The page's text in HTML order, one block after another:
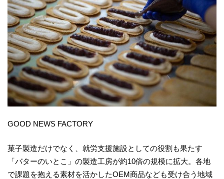
GOOD NEWS FACTORY
菓子製造だけでなく、就労支援施設としての役割も果たす
「バターのいとこ」の製造工房が約10倍の規模に拡大。各地
で課題を抱える素材を活かしたOEM商品なども受け合う地域